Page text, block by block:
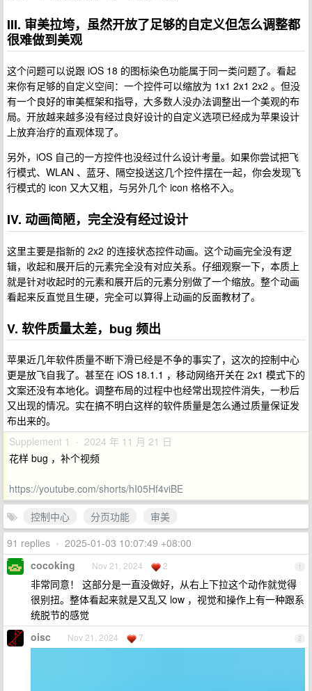
III. 审美拉垮，虽然开放了足够的自定义但怎么调整都
很难做到美观
这个问题可以说跟 iOS 18 的图标染色功能属于同一类问题了。看起
来你有足够的自定义空间：一个控件可以缩放为 1x1 2x1 2x2 。但没
有一个良好的审美框架和指导，大多数人没办法调整出一个美观的布
局。开放越来越多没有经过良好设计的自定义选项已经成为苹果设计
上放弃治疗的直观体现了。
另外，iOS 自己的一方控件也没经过什么设计考量。如果你尝试把飞
行模式、WLAN 、蓝牙、隔空投送这几个控件摆在一起，你会发现飞
行模式的 icon 又大又粗，与另外几个 icon 格格不入。
IV. 动画简陋，完全没有经过设计
这里主要是指新的 2x2 的连接状态控件动画。这个动画完全没有逻
辑，收起和展开后的元素完全没有对应关系。仔细观察一下，本质上
就是针对收起时的元素和展开后的元素分别做了一个缩放。整个动画
看起来反直觉且生硬，完全可以算得上动画的反面教材了。
V. 软件质量太差，bug 频出
苹果近几年软件质量不断下滑已经是不争的事实了，这次的控制中心
更是放飞自我了。甚至在 iOS 18.1.1 ，移动网络开关在 2x1 模式下的
文案还没有本地化。调整布局的过程中也经常出现控件消失，一秒后
又出现的情况。实在搞不明白这样的软件质量是怎么通过质量保证发
布出来的。
Supplement 1 · 2024 年 11 月 21 日
花样 bug ，补个视频
https://youtube.com/shorts/hI05Hf4viBE
控制中心
分页功能
审美
91 replies • 2025-01-03 10:07:49 +08:00
1
cocoking Nov 21, 2024 2
非常同意！ 这部分是一直没做好，从右上下拉这个动作就觉得
很别扭。整体看起来就是又乱又 low ，视觉和操作上有一种跟系
统脱节的感觉
2
oisc Nov 21, 2024 7